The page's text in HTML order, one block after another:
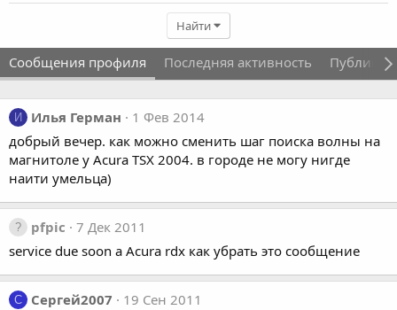
Найти
Сообщения профиля Последняя активность
И Илья Герман
1 Фев 2014
добрый вечер. как можно сменить шаг поиска волны на
магнитоле у Acura TSX 2004. в городе не могу нигде
наити умельца)
pfpic
7 Дек 2011
service due soon a Acura rdx как убрать это сообщение
С Сергей2007
19 Сен 2011